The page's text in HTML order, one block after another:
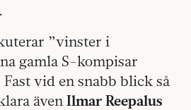
”vinster i
gamla S-kompisar
vid en snabb blick så
även Ilmar Reepalus